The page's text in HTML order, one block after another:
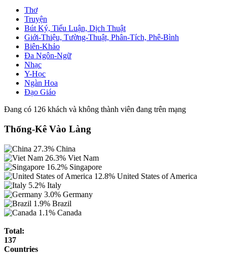
Thơ
Truyện
Bút Ký, Tiểu Luận, Dịch Thuật
Giới-Thiệu, Tường-Thuật, Phân-Tích, Phê-Bình
Biên-Khảo
Đa Ngôn-Ngữ
Nhạc
Y-Học
Ngàn Hoa
Đạo Giáo
Đang có 126 khách và không thành viên đang trên mạng
Thống-Kê Vào Làng
27.3% China
26.3% Viet Nam
16.2% Singapore
12.8% United States of America
5.2% Italy
3.0% Germany
1.9% Brazil
1.1% Canada
Total:
137
Countries